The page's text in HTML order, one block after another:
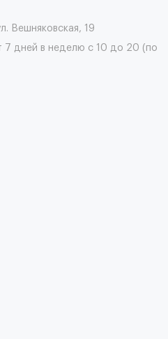
Вешняковская, 19
дней в неделю с 10 до 20 (по